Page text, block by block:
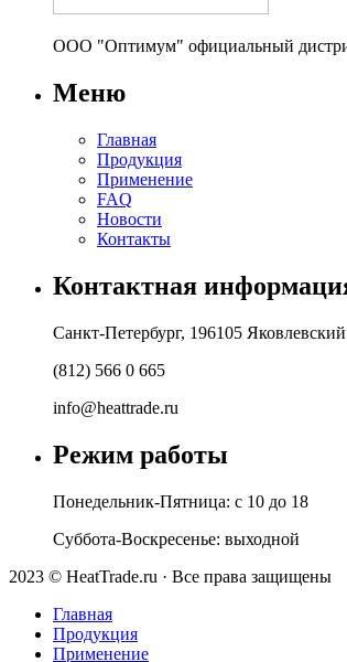
ООО "Оптимум" официальный
Меню
Главная
Продукция
Применение
FAQ
Новости
Контакты
Контактная
Санкт-Петербург, 196105
(812) 566 0 665
info@heattrade.ru
Режим работы
Понедельник-Пятница: с 10 до 18
Суббота-Воскресенье: выходной
2023 © HeatTrade.ru · Все права защищены
Главная
Продукция
Применение